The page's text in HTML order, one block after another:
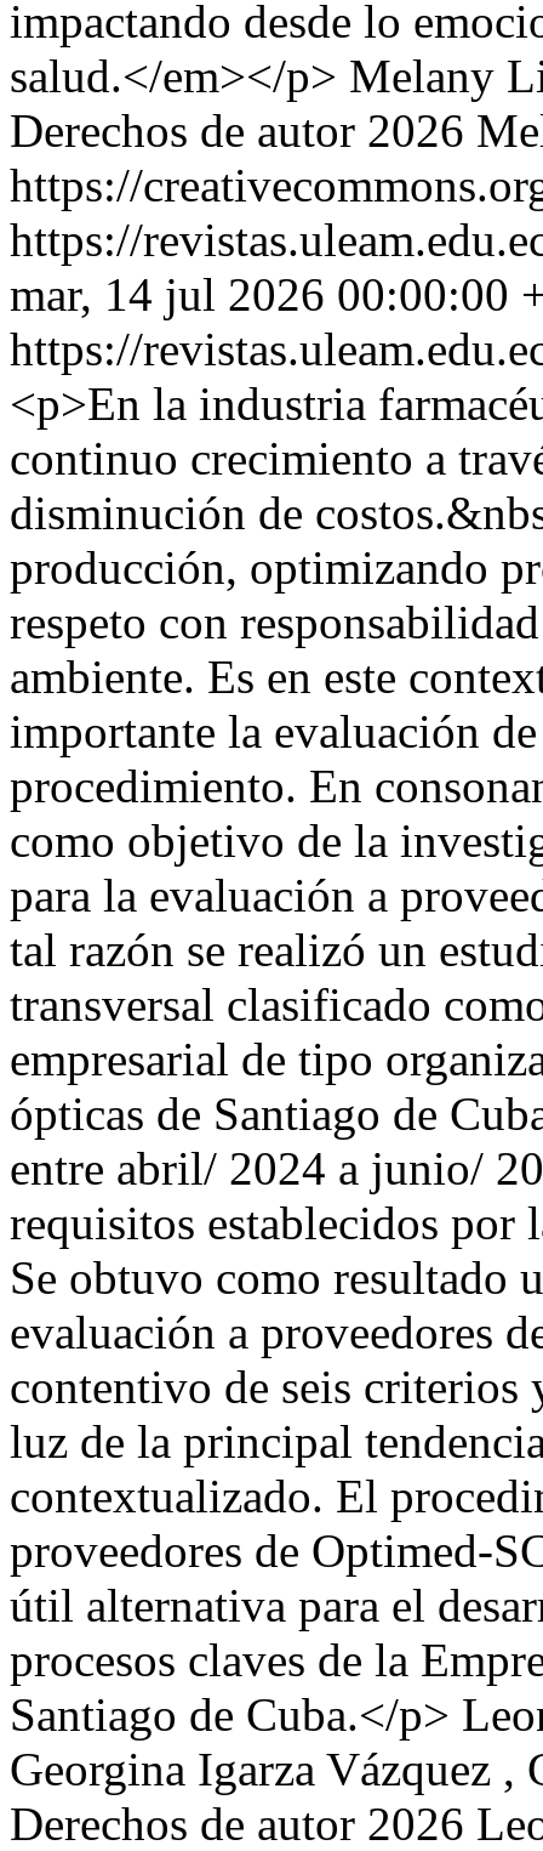
impactando desde lo
salud.</em></p> Melany
Derechos de autor 2026
https://
https://
mar, 14 jul 2026 00:00:00
https://
<p>En la industria
continuo crecimiento a
disminución de
producción, optimizando
respeto con
ambiente. Es en este
importante la evaluación
procedimiento. En
como objetivo de la
para la evaluación a
tal razón se realizó un
transversal clasificado
empresarial de tipo
ópticas de Santiago de
entre abril/ 2024 a junio/
requisitos establecidos
Se obtuvo como resultado
evaluación a proveedores
contentivo de seis criterios
luz de la principal
contextualizado. El
proveedores de Optimed-
útil alternativa para el
procesos claves de la
Santiago de Cuba.</p>
Georgina Igarza Vázquez ,
Derechos de autor 2026